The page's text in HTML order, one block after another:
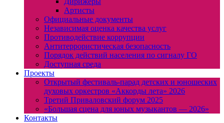
Артисты
Официальные документы
Независимая оценка качества услуг
Противодействие коррупции
Антитеррористическая безопасность
Порядок действий населения по сигналу ГО
Доступная среда
Проекты
Открытый фестиваль-парад детских и юношеских
духовых оркестров «Аккорды лета» 2026
Третий Приваловский форум 2025
«Большая сцена для юных музыкантов — 2026»
Контакты